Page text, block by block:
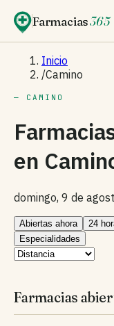
Farmacias365
Inicio
/Camino
— CAMINO
en
domingo, 9 de
Abiertas ahora
24
Especialidades
Farmacias